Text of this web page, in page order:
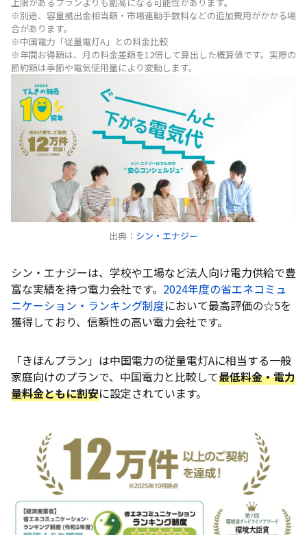
※別途、容量拠出金相当額・市場連動手数料などの追加費用がかかる場
合があります。
※中国電力「従量電灯A」との料金比較
※年間お得額は、月の料金差額を12倍して算出した概算値です。実際の
節約額は季節や電気使用量により変動します。
出典： シン・エナジー
シン・エナジーは、学校や工場など法人向け電力供給で豊
富な実績を持つ電力会社です。 2024年度の省エネコミュ
ニケーション・ランキング制度において最高評価の☆5を
獲得しており、信頼性の高い電力会社です。
「きほんプラン」は中国電力の従量電灯Aに相当する一般
家庭向けのプランで、中国電力と比較して最低料金・電力
量料金ともに割安に設定されています。